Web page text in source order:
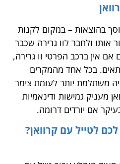
בהוצאות – במקום לקנות
אותו ולחבר לוו גרירה שכבר
אין ברכב הפרטי וו גרירה,
בכל אחד מהמקרים
משתלמת יותר לעומת צימר
מעניק גמישות ודינאמיות
אם יורדים דרומה.
לטייל עם קרוואן?